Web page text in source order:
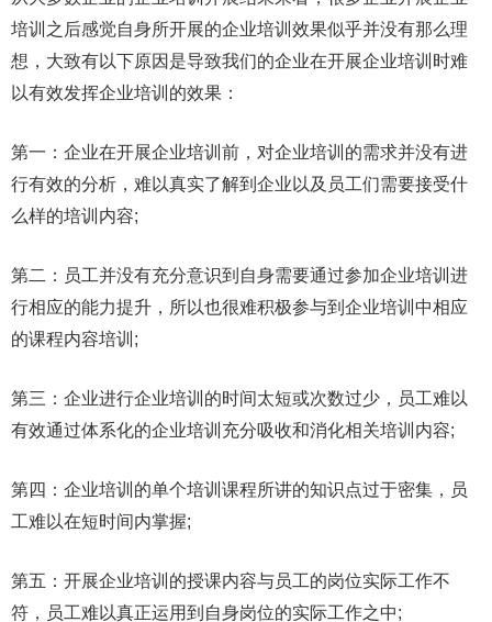
培训之后感觉自身所开展的企业培训效果似乎并没有那么理
想，大致有以下原因是导致我们的企业在开展企业培训时难
以有效发挥企业培训的效果：
第一：企业在开展企业培训前，对企业培训的需求并没有进
行有效的分析，难以真实了解到企业以及员工们需要接受什
么样的培训内容;
第二：员工并没有充分意识到自身需要通过参加企业培训进
行相应的能力提升，所以也很难积极参与到企业培训中相应
的课程内容培训;
第三：企业进行企业培训的时间太短或次数过少，员工难以
有效通过体系化的企业培训充分吸收和消化相关培训内容;
第四：企业培训的单个培训课程所讲的知识点过于密集，员
工难以在短时间内掌握;
第五：开展企业培训的授课内容与员工的岗位实际工作不
符，员工难以真正运用到自身岗位的实际工作之中;